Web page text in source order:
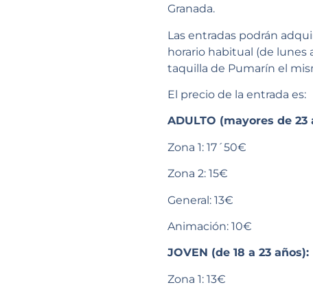
Granada.
Las entradas podrán
horario habitual (de lunes
taquilla de Pumarín el
El precio de la entrada es:
ADULTO (mayores de 23
Zona 1: 17´50€
Zona 2: 15€
General: 13€
Animación: 10€
JOVEN (de 18 a 23 años):
Zona 1: 13€